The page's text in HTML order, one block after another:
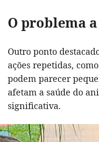
O problema
Outro ponto
ações repetidas,
podem parecer
afetam a saúde do
significativa.